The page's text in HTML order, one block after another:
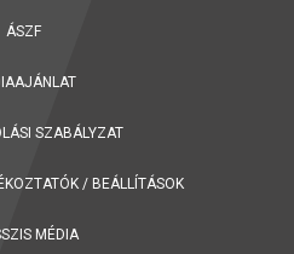
ÁSZF
SZABÁLYZAT
/ BEÁLLÍTÁSOK
MÉDIA